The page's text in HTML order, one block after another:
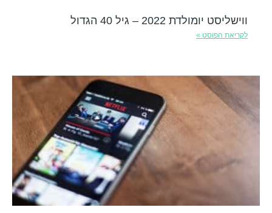
ווישליסט יומולדת 2022 – גיל 40 הגדול
לקריאת הפוסט »